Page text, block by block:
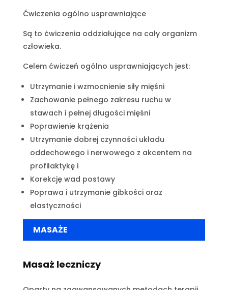
Ćwiczenia ogólno usprawniające
Są to ćwiczenia oddziałujące na cały organizm
człowieka.
Celem ćwiczeń ogólno usprawniających jest:
Utrzymanie i wzmocnienie siły mięśni
Zachowanie pełnego zakresu ruchu w
stawach i pełnej długości mięśni
Poprawienie krążenia
Utrzymanie dobrej czynności układu
oddechowego i nerwowego z akcentem na
profilaktykę i
Korekcję wad postawy
Poprawa i utrzymanie gibkości oraz
elastyczności
MASAŻE
Masaż leczniczy